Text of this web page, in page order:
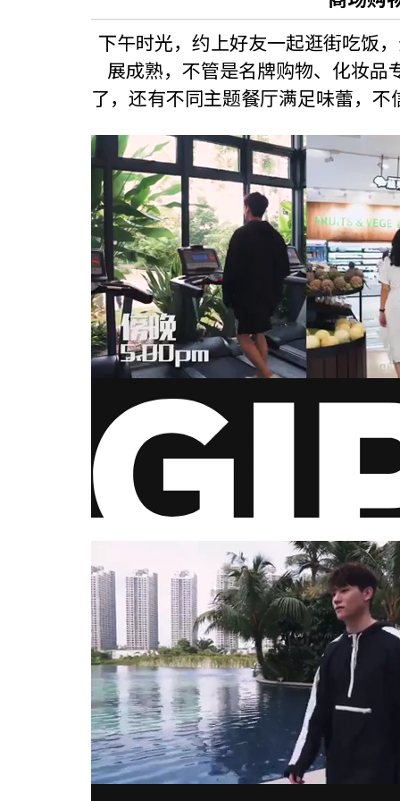
下午时光，约上好友一起逛街吃饭
展成熟，不管是名牌购物、化妆
了，还有不同主题餐厅满足味蕾，